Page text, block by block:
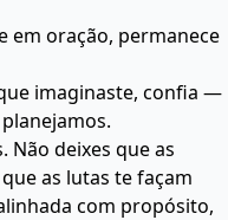
em oração, permanece
imaginaste, confia —
Não deixes que as
as lutas te façam
com propósito,